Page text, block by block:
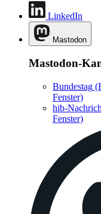
LinkedIn
Mastodon
Mastodon-
Bundestag
Fenster)
hib-
Fenster)